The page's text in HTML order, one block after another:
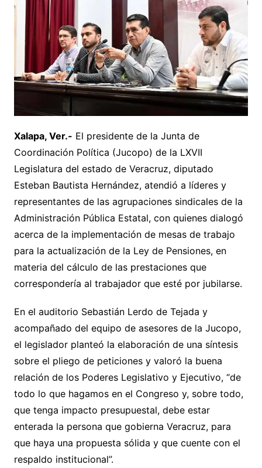
Xalapa, Ver.- El presidente de la Junta de
Coordinación Política (Jucopo) de la LXVII
Legislatura del estado de Veracruz, diputado
Esteban Bautista Hernández, atendió a líderes y
representantes de las agrupaciones sindicales de la
Administración Pública Estatal, con quienes dialogó
acerca de la implementación de mesas de trabajo
para la actualización de la Ley de Pensiones, en
materia del cálculo de las prestaciones que
correspondería al trabajador que esté por jubilarse.
En el auditorio Sebastián Lerdo de Tejada y
acompañado del equipo de asesores de la Jucopo,
el legislador planteó la elaboración de una síntesis
sobre el pliego de peticiones y valoró la buena
relación de los Poderes Legislativo y Ejecutivo, “de
todo lo que hagamos en el Congreso y, sobre todo,
que tenga impacto presupuestal, debe estar
enterada la persona que gobierna Veracruz, para
que haya una propuesta sólida y que cuente con el
respaldo institucional”.